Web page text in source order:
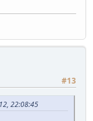
#13
22:08:45